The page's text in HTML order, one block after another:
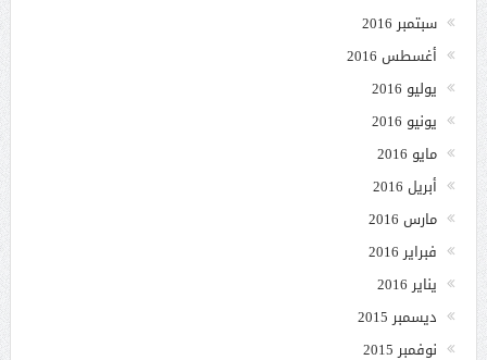
سبتمبر 2016
أغسطس 2016
يوليو 2016
يونيو 2016
مايو 2016
أبريل 2016
مارس 2016
فبراير 2016
يناير 2016
ديسمبر 2015
نوفمبر 2015